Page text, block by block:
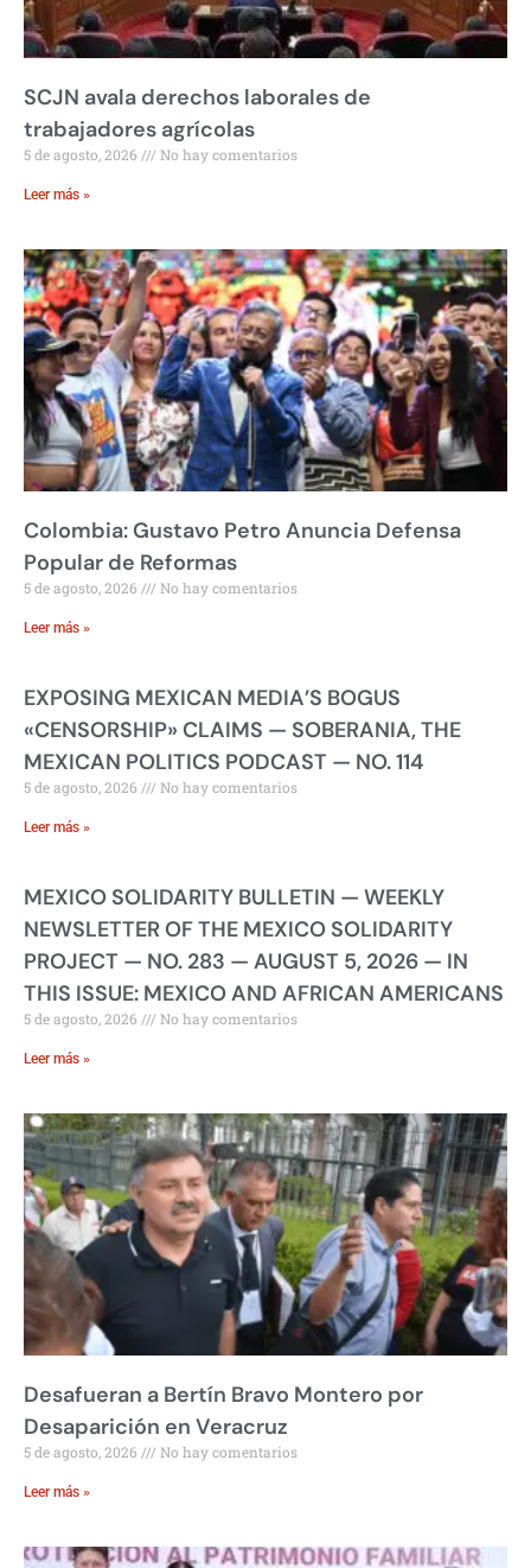
SCJN avala derechos laborales de
trabajadores agrícolas
5 de agosto, 2026 No hay comentarios
Leer más »
Colombia: Gustavo Petro Anuncia Defensa
Popular de Reformas
5 de agosto, 2026 No hay comentarios
Leer más »
EXPOSING MEXICAN MEDIA’S BOGUS
«CENSORSHIP» CLAIMS — SOBERANIA, THE
MEXICAN POLITICS PODCAST — NO. 114
5 de agosto, 2026 No hay comentarios
Leer más »
MEXICO SOLIDARITY BULLETIN — WEEKLY
NEWSLETTER OF THE MEXICO SOLIDARITY
PROJECT — NO. 283 — AUGUST 5, 2026 — IN
THIS ISSUE: MEXICO AND AFRICAN AMERICANS
5 de agosto, 2026 No hay comentarios
Leer más »
Desafueran a Bertín Bravo Montero por
Desaparición en Veracruz
5 de agosto, 2026 No hay comentarios
Leer más »